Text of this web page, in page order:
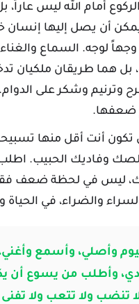
أمام الله ليس عاراً،
يمكن أن يصل إليها إنسان
وجهاً لوجه. السماع
بل هما طريقان ملكيان
وترنيم وشكر على
ضعفها.
أنت أقل منها
وفاديك الحبيب.
ليس في لحظة ضعف
والضراء، في الحياة
وأصلي، وأسمع
وأطلب من يسوع أن
تنضب ولا تتعب ولا تفنى